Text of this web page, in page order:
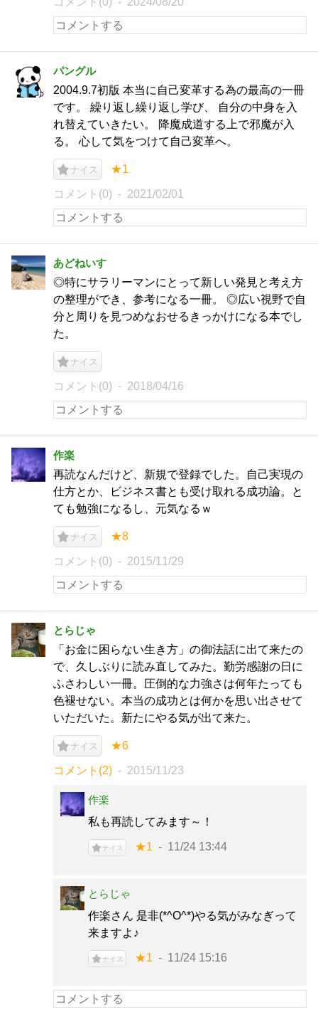
パングル
2004.9.7初版 本当に自己変革する為の最高の一冊
です。 繰り返し繰り返し学び、 自分の中身を入
れ替えていきたい。 降魔成道する上で邪魔が入
る。 心して気をつけて自己変革へ。
ナイス ★1
コメント(0) 2021/02/01
あどねいす
◎特にサラリーマンにとって新しい発見と考え方
の整理ができ、参考になる一冊。 ◎広い視野で自
分と周りを見つめなおせるきっかけになる本でし
た。
ナイス
コメント(0) 2018/04/16
作楽
再読なんだけど、新規で登録でした。自己実現の
仕方とか、ビジネス書とも受け取れる成功論。と
ても勉強になるし、元気なるｗ
ナイス ★8
コメント(0) 2015/11/29
とらじゃ
「お金に困らない生き方」の御法話に出て来たの
で、久しぶりに読み直してみた。勤労感謝の日に
ふさわしい一冊。圧倒的な力強さは何年たっても
色褪せない。本当の成功とは何かを思い出させて
いただいた。新たにやる気が出て来た。
ナイス ★6
コメント(2) 2015/11/23
作楽
私も再読してみます～！
ナイス ★1 11/24 13:44
とらじゃ
作楽さん 是非(*^O^*)やる気がみなぎって
来ますよ♪
ナイス ★1 11/24 15:16